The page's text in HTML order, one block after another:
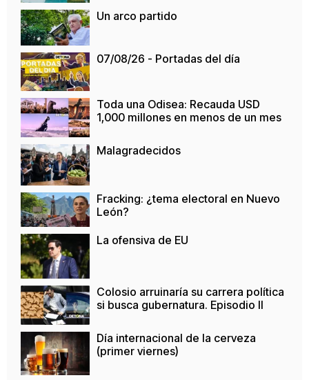
Un arco partido
07/08/26 - Portadas del día
Toda una Odisea: Recauda USD
1,000 millones en menos de un mes
Malagradecidos
Fracking: ¿tema electoral en Nuevo
León?
La ofensiva de EU
Colosio arruinaría su carrera política
si busca gubernatura. Episodio II
Día internacional de la cerveza
(primer viernes)